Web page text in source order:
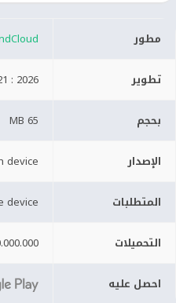
مطور
تطوير : 2026
بحجم 65 MB
الإصدار device
المتطلبات device
التحميلات
احصل عليه